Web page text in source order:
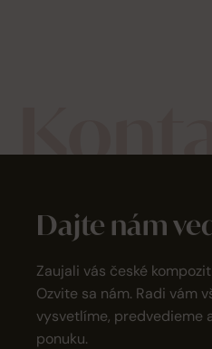
Dajte nám
Zaujali vás české
Ozvite sa nám. Radi vám
vysvetlíme, predvedieme
ponuku.